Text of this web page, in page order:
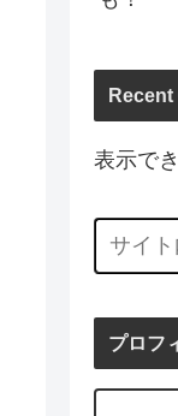
表示で
プロフ